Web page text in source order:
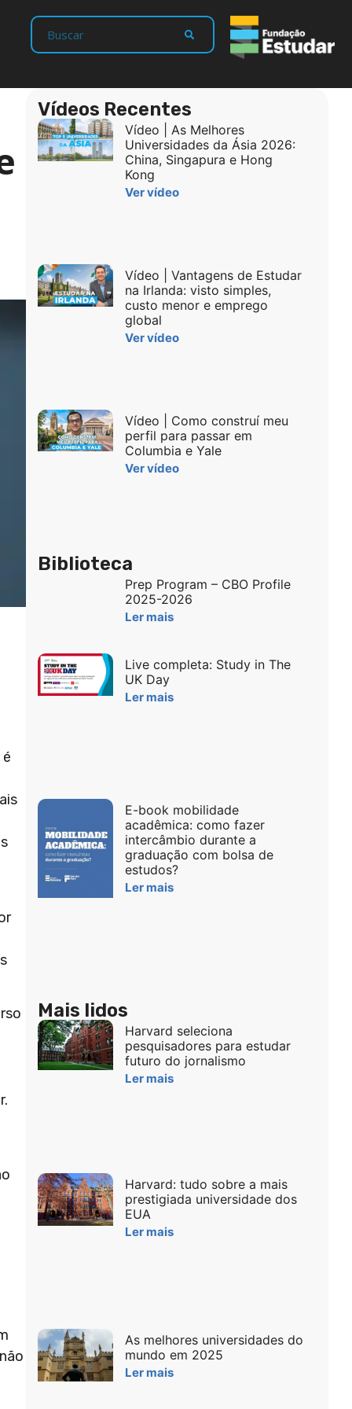
Vídeos Recentes
Vídeo | As Melhores
Universidades da Ásia 2026:
China, Singapura e Hong
Kong
Ver vídeo
Vídeo | Vantagens de Estudar
na Irlanda: visto simples,
custo menor e emprego
global
Ver vídeo
Vídeo | Como construí meu
perfil para passar em
Columbia e Yale
Ver vídeo
Biblioteca
Prep Program – CBO Profile
2025-2026
Ler mais
Live completa: Study in The
UK Day
Ler mais
E-book mobilidade
acadêmica: como fazer
intercâmbio durante a
graduação com bolsa de
estudos?
Ler mais
Mais lidos
Harvard seleciona
pesquisadores para estudar
futuro do jornalismo
Ler mais
Harvard: tudo sobre a mais
prestigiada universidade dos
EUA
Ler mais
As melhores universidades do
mundo em 2025
Ler mais